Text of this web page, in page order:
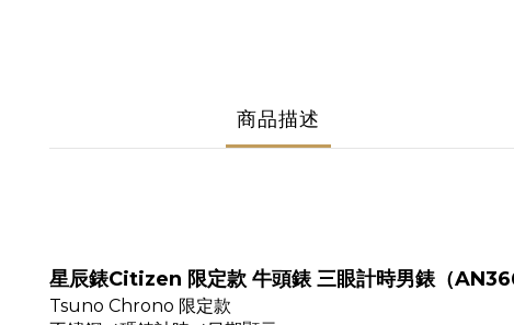
商品描述
星辰錶Citizen 限定款 牛頭錶 三眼計時男錶（
Tsuno Chrono 限定款